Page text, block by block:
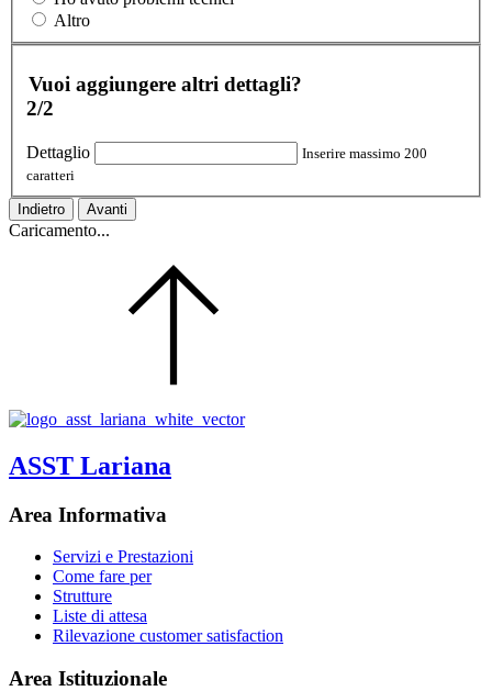
Altro
Vuoi aggiungere altri dettagli?
2/2
Dettaglio
Inserire massimo 200
caratteri
Indietro Avanti
Caricamento...
ASST Lariana
Area Informativa
Servizi e Prestazioni
Come fare per
Strutture
Liste di attesa
Rilevazione customer satisfaction
Area Istituzionale